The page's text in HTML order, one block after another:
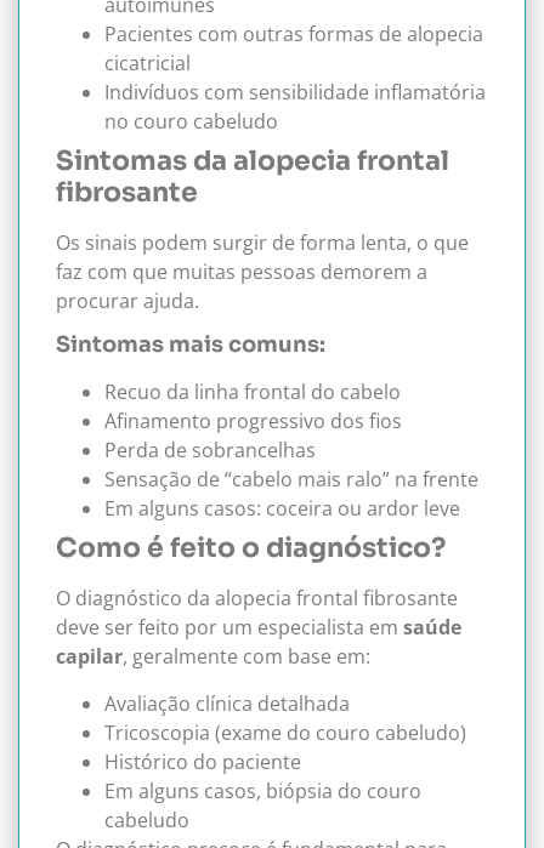
Pacientes com outras formas de alopecia
cicatricial
Indivíduos com sensibilidade inflamatória
no couro cabeludo
Sintomas da alopecia frontal
fibrosante
Os sinais podem surgir de forma lenta, o que
faz com que muitas pessoas demorem a
procurar ajuda.
Sintomas mais comuns:
Recuo da linha frontal do cabelo
Afinamento progressivo dos fios
Perda de sobrancelhas
Sensação de “cabelo mais ralo” na frente
Em alguns casos: coceira ou ardor leve
Como é feito o diagnóstico?
O diagnóstico da alopecia frontal fibrosante
deve ser feito por um especialista em saúde
capilar, geralmente com base em:
Avaliação clínica detalhada
Tricoscopia (exame do couro cabeludo)
Histórico do paciente
Em alguns casos, biópsia do couro
cabeludo